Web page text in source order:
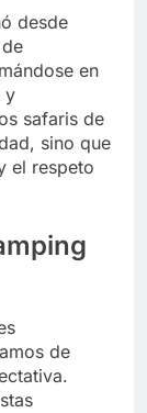
desde
en
y
safaris de
sino que
el respeto
de